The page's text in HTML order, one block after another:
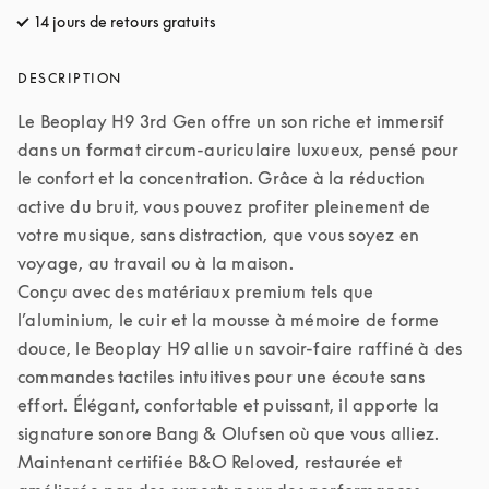
14 jours de retours gratuits
DESCRIPTION
Le Beoplay H9 3rd Gen offre un son riche et immersif
dans un format circum-auriculaire luxueux, pensé pour
le confort et la concentration. Grâce à la réduction
active du bruit, vous pouvez profiter pleinement de
votre musique, sans distraction, que vous soyez en
voyage, au travail ou à la maison.
Conçu avec des matériaux premium tels que
l’aluminium, le cuir et la mousse à mémoire de forme
douce, le Beoplay H9 allie un savoir-faire raffiné à des
commandes tactiles intuitives pour une écoute sans
effort. Élégant, confortable et puissant, il apporte la
signature sonore Bang & Olufsen où que vous alliez.
Maintenant certifiée B&O Reloved, restaurée et